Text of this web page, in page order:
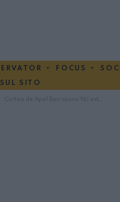
FOCUS
SITO
Curtea de Apel Bari spune NU extrădării lui Ionel Arsene